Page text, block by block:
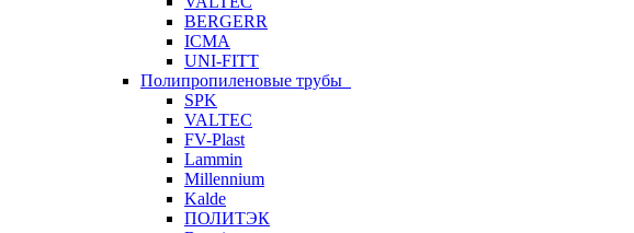
BERGERR
ICMA
UNI-FITT
Полипропиленовые трубы
SPK
VALTEC
FV-Plast
Lammin
Millennium
Kalde
ПОЛИТЭК